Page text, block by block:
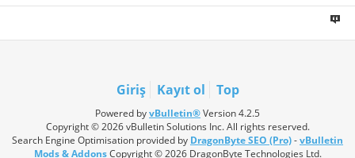
Giriş Kayıt ol Top
Powered byvBulletin®Version 4.2.5
Copyright © 2026 vBulletin Solutions Inc. All rights reserved.
Search Engine Optimisation provided by DragonByte SEO (Pro)-vBulletin
Mods & AddonsCopyright © 2026 DragonByte Technologies Ltd.